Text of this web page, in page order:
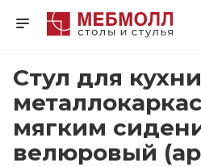
Стул для
мягким
велюровый